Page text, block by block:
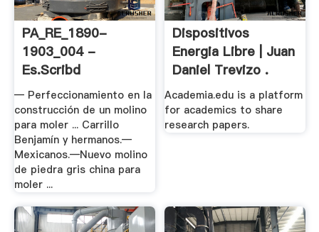
PA_RE_1890-
1903_004 -
Es.scribd
— Perfeccionamiento en la
construcción de un molino
para moler ... Carrillo
Benjamín y hermanos.—
Mexicanos.—Nuevo molino
de piedra gris china para
moler ...
Dispositivos
Energia Libre | Juan
Daniel Trevizo .
Academia.edu is a platform
for academics to share
research papers.